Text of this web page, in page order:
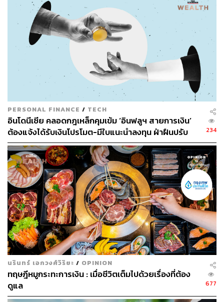
6.0K
ABOUT THE AUTHOR
ถนัดกิจ จันกิเสน
Content Creator ประจำกองบรรณาธิการ
THE STANDARD WEALTH ผู้เสพติดโลก
ธุรกิจ การตลาด เทคโนโลยี และชอบสำรวจ
โลกออฟไลน์และออนไลน์มาถอดรหัสความ
เคลื่อนไหวให้เป็นเรื่องเข้าใจง่าย สนุก และได้
ไอเดียใหม่ๆ
PERSONAL FINANCE / TECH
อินโดนีเซีย คลอดกฎเหล็กคุมเข้ม ‘อินฟลูฯ สายการเงิน’
ต้องแจ้งได้รับเงินโปรโมต-มีใบแนะนำลงทุน ฝ่าฝืนปรับ
สูงสุด 27.9 ล้านบาท
234
นรินทร์ เอกวงศ์วิริยะ / OPINION
ทฤษฎีหมูกระทะการเงิน : เมื่อชีวิตเต็มไปด้วยเรื่องที่ต้อง
ดูแล
677